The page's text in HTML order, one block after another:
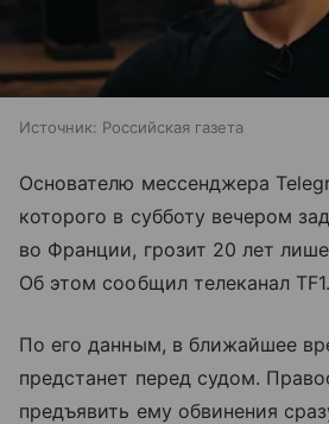
Источник: Российская газета
Основателю мессенджера
которого в субботу вечером
во Франции, грозит 20 лет
Об этом сообщил телеканал TF1.
По его данным, в ближайшее
предстанет перед судом.
предъявить ему обвинения